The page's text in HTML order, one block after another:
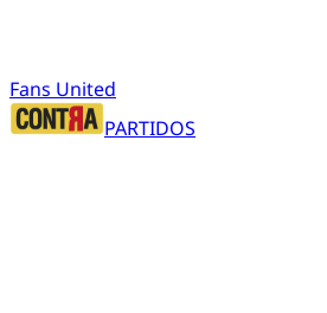
Fans United
PARTIDOS